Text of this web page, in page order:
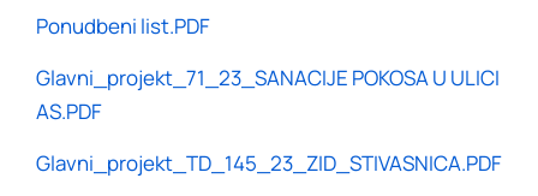
Ponudbeni list.PDF
Glavni_projekt_71_23_SANACIJE POKOSA U ULICI
AS.PDF
Glavni_projekt_TD_145_23_ZID_STIVASNICA.PDF